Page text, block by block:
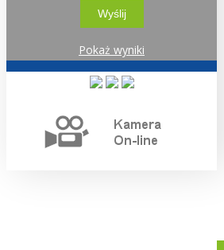
Pokaż wyniki